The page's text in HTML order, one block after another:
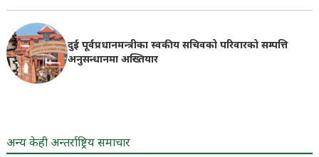
दुई पूर्वप्रधानमन्त्रीका स्वकीय सचिवको परिवारको सम्पत्ति
अनुसन्धानमा अख्तियार
अन्य केही अन्तर्राष्ट्रिय समाचार